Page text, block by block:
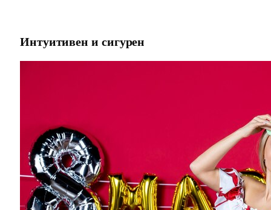
Интуитивен и сигурен